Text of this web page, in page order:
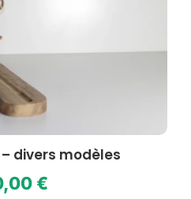
divers modèles
€